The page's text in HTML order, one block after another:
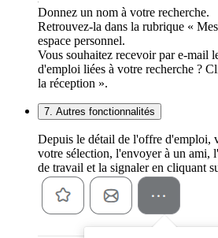
Donnez un nom à votre recherche.
Retrouvez-la dans la rubrique «
espace personnel.
Vous souhaitez recevoir par e-mail
d'emploi liées à votre recherche ?
la réception ».
7. Autres fonctionnalités
Depuis le détail de l'offre d'emploi,
votre sélection, l'envoyer à un ami,
de travail et la signaler en cliquant